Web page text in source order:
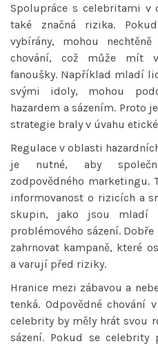
Spolupráce s celebritami v
také značná rizika.
vybírány, mohou nechtěně
chování, což může mít
fanoušky. Například mladí
svými idoly, mohou
hazardem a sázením. Proto
strategie braly v úvahu
Regulace v oblasti
je nutné, aby
zodpovědného marketingu.
informovanost o rizicích a
skupin, jako jsou
problémového sázení.
zahrnovat kampaně, které
a varují před riziky.
Hranice mezi zábavou a
tenká. Odpovědné chování
celebrity by měly hrát svou
sázení. Pokud se